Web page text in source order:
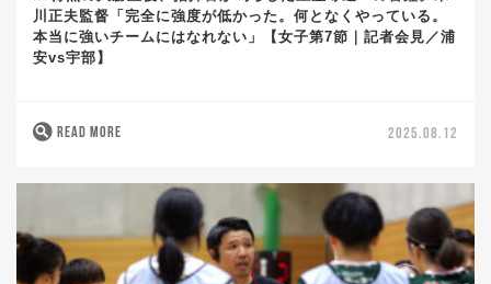
川正夫監督「完全に強度が低かった。何となくやっている。
本当に強いチームにはなれない」【女子第7節｜記者会見／浦
安vs宇部】
READ MORE 2025.08.12